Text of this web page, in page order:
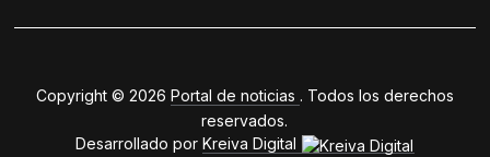
Copyright © 2026 Portal de noticias . Todos los derechos
reservados.
Desarrollado porKreiva Digital